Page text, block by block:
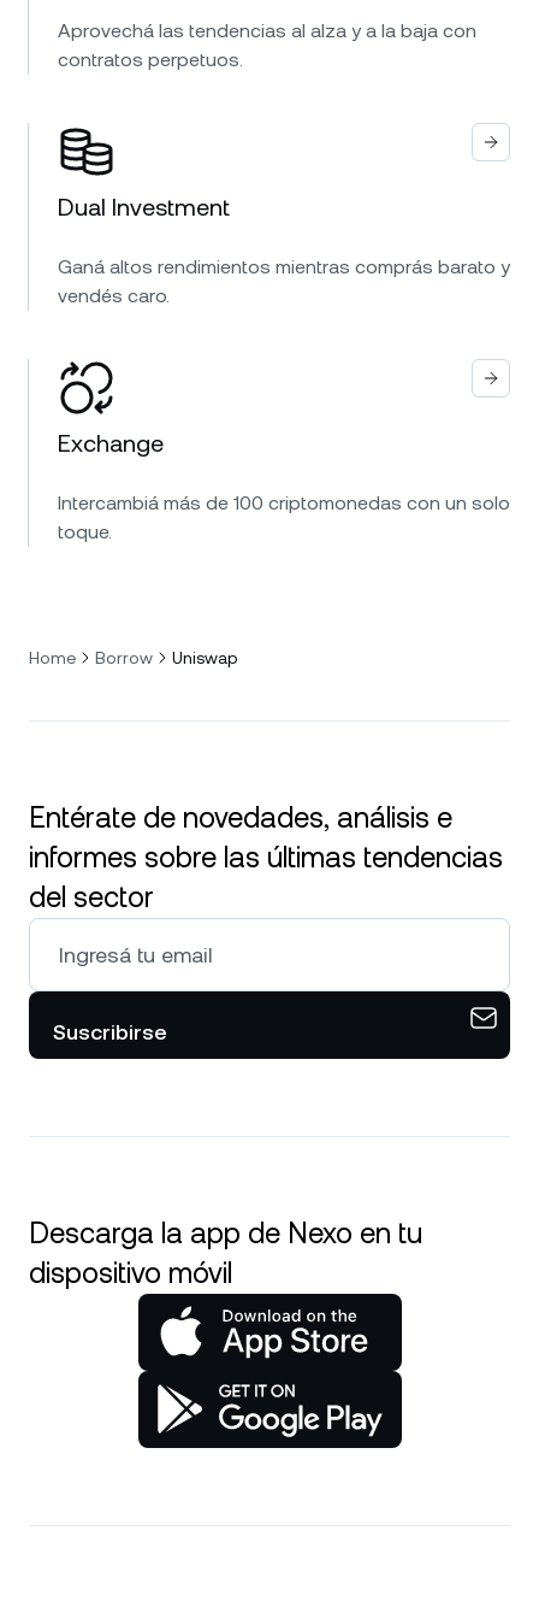
Aprovechá las tendencias al alza y a la baja con
contratos perpetuos.
Dual Investment
Ganá altos rendimientos mientras comprás barato y
vendés caro.
Exchange
Intercambiá más de 100 criptomonedas con un solo
toque.
Home Borrow Uniswap
Entérate de novedades, análisis e
informes sobre las últimas tendencias
del sector
Suscribirse
Descarga la app de Nexo en tu
dispositivo móvil